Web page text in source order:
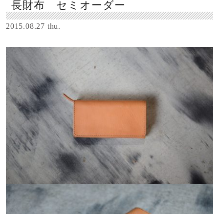
長財布 セミオーダー
2015.08.27 thu.